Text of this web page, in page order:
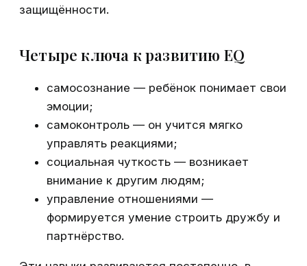
защищённости.
Четыре ключа к развитию EQ
самосознание — ребёнок понимает свои
эмоции;
самоконтроль — он учится мягко
управлять реакциями;
социальная чуткость — возникает
внимание к другим людям;
управление отношениями —
формируется умение строить дружбу и
партнёрство.